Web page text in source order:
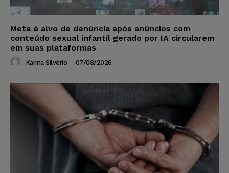
Meta é alvo de denúncia após anúncios com
conteúdo sexual infantil gerado por IA circularem
em suas plataformas
Karina Silvério - 07/08/2026